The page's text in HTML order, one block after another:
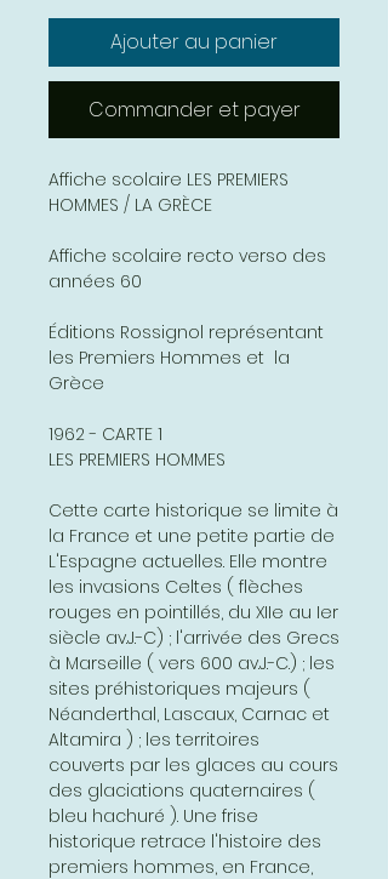
Ajouter au panier
Commander et payer
Affiche scolaire LES PREMIERS
HOMMES / LA GRÈCE
Affiche scolaire recto verso des
années 60
Éditions Rossignol représentant
les Premiers Hommes et la
Grèce
1962 - CARTE 1
LES PREMIERS HOMMES
Cette carte historique se limite à
la France et une petite partie de
L'Espagne actuelles. Elle montre
les invasions Celtes ( flèches
rouges en pointillés, du XIIe au Ier
siècle av.J.-C) ; l'arrivée des Grecs
à Marseille ( vers 600 av.J.-C.) ; les
sites préhistoriques majeurs (
Néanderthal, Lascaux, Carnac et
Altamira ) ; les territoires
couverts par les glaces au cours
des glaciations quaternaires (
bleu hachuré ). Une frise
historique retrace l'histoire des
premiers hommes, en France,